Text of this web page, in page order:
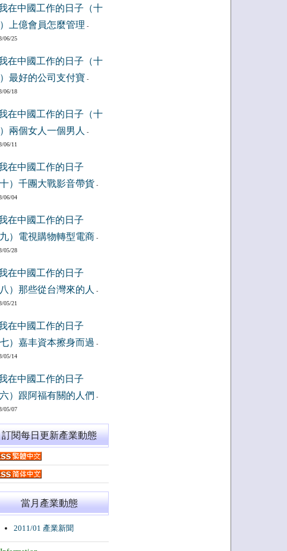
在中國工作的日子（十
上億會員怎麼管理 -
06/25
在中國工作的日子（十
最好的公司支付寶 -
06/18
在中國工作的日子（十
兩個女人一個男人
-
06/11
在中國工作的日子
十）千團大戰影音帶貨 -
06/04
在中國工作的日子
九）電視購物轉型電商 -
05/28
在中國工作的日子
八）那些從台灣來的人
-
05/21
在中國工作的日子
七）嘉丰資本擦身而過 -
05/14
在中國工作的日子
六）跟阿福有關的人們 -
05/07
閱每日更新產業動態
當月產業動態
2011/01 產業新聞